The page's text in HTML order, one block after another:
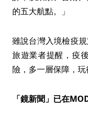
的五大航點。」
雖說台灣入境檢疫
旅遊業者提醒，疫
險，多一層保障，玩
「鏡新聞」已在